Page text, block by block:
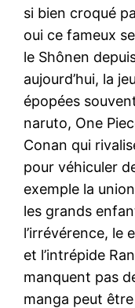
si bien croqué
oui ce fameux
le Shônen
aujourd’hui, la
épopées
naruto, One
Conan qui
pour véhiculer
exemple la
les grands
l’irrévérence, le
et l’intrépide
manquent pas
manga peut